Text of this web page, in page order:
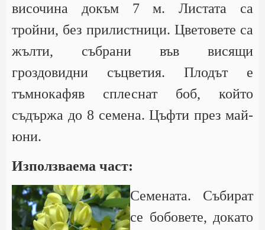
височина докъм 7 м. Листата са
тройни, без прилистници. Цветовете са
жълти, събрани във висящи
гроздовидни съцветия. Плодът е
тъмнокафяв сплеснат боб, който
съдържа до 8 семена. Цъфти през май-
юни.
Използваема част:
Семената. Събират
се бобовете, докато